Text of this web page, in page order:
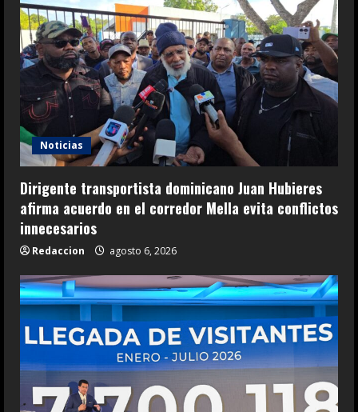
Noticias
Dirigente transportista dominicano Juan Hubieres
afirma acuerdo en el corredor Mella evita conflictos
innecesarios
Redaccion agosto 6, 2026